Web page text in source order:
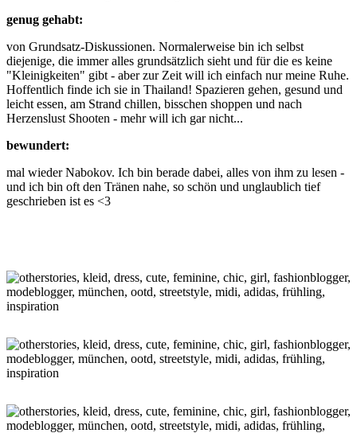
genug gehabt:
von Grundsatz-Diskussionen. Normalerweise bin ich selbst
diejenige, die immer alles grundsätzlich sieht und für die es keine
"Kleinigkeiten" gibt - aber zur Zeit will ich einfach nur meine Ruhe.
Hoffentlich finde ich sie in Thailand! Spazieren gehen, gesund und
leicht essen, am Strand chillen, bisschen shoppen und nach
Herzenslust Shooten - mehr will ich gar nicht...
bewundert:
mal wieder Nabokov. Ich bin berade dabei, alles von ihm zu lesen -
und ich bin oft den Tränen nahe, so schön und unglaublich tief
geschrieben ist es <3